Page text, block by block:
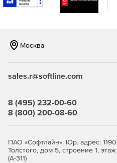
инструменты для
продаются отдельно),
выставлять и применять
облачным хранилищам и
выполнять
Руководство по
Москва
sales.r@softline.com
8 (495) 232-00-60
8 (800) 200-08-60
ПАО «Софтлайн». Юр. адрес:
Толстого, дом 5, строение 1,
(А-311)